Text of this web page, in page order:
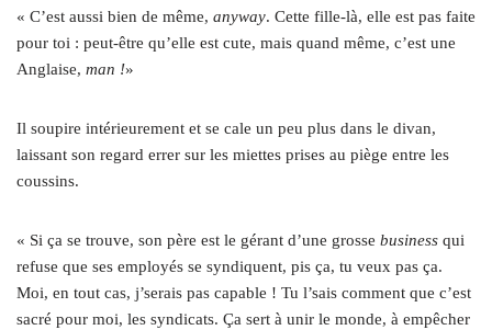
« C’est aussi bien de même, anyway. Cette fille-là, elle est pas faite
pour toi : peut-être qu’elle est cute, mais quand même, c’est une
Anglaise, man !»
Il soupire intérieurement et se cale un peu plus dans le divan,
laissant son regard errer sur les miettes prises au piège entre les
coussins.
« Si ça se trouve, son père est le gérant d’une grosse business qui
refuse que ses employés se syndiquent, pis ça, tu veux pas ça.
Moi, en tout cas, j’serais pas capable ! Tu l’sais comment que c’est
sacré pour moi, les syndicats. Ça sert à unir le monde, à empêcher